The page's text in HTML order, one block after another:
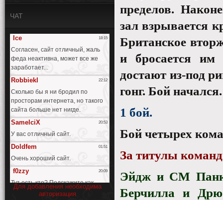
ЧАТ
Для добавления необходима
авторизация
пределов.
зал взрывается
Британское
и бросается им
достают из-под
гонг. Бой начался.
1 бой.
Бой четырех
За титулы
Эйдж и СМ Панк
Берчилла и